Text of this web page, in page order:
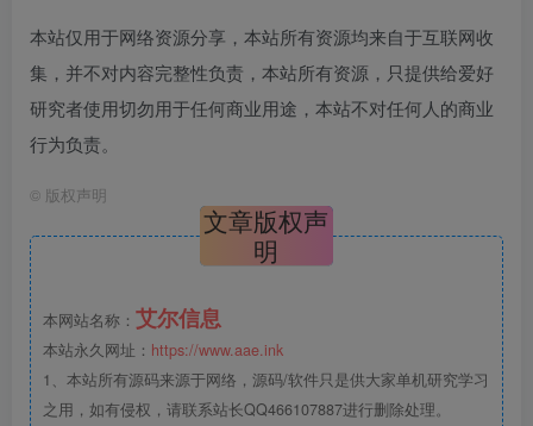
本站仅用于网络资源分享，本站所有资源均来自于互联网收
集，并不对内容完整性负责，本站所有资源，只提供给爱好
研究者使用切勿用于任何商业用途，本站不对任何人的商业
行为负责。
© 版权声明
文章版权声
明
本网站名称： 艾尔信息
本站永久网址： https://www.aae.ink
1、本站所有源码来源于网络，源码/软件只是供大家单机研究学习
之用，如有侵权，请联系站长QQ466107887进行删除处理。